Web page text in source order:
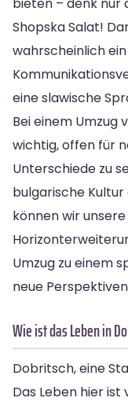
Shopska Salat!
wahrscheinlich
eine slawische
Bei einem Umzug
wichtig, offen für
Unterschiede zu
bulgarische
können wir
Umzug zu einem
neue
Wie ist das Leben in
Dobritsch, eine
Das Leben hier